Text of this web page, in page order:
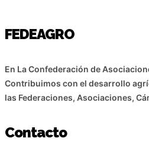
FEDEAGRO
En La Confederación de
Contribuimos con el desarrollo
las Federaciones, Asociaciones,
Contacto